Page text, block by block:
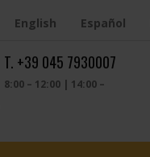
English Español
T. +39 045 7930007
8:00 – 12:00 | 14:00 –